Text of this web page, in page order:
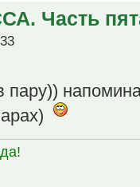
Часть
пару))